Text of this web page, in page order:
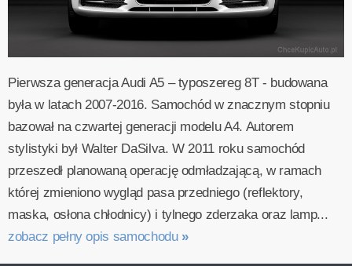
Pierwsza generacja Audi A5 – typoszereg 8T - budowana
była w latach 2007-2016. Samochód w znacznym stopniu
bazował na czwartej generacji modelu A4. Autorem
stylistyki był Walter DaSilva. W 2011 roku samochód
przeszedł planowaną operację odmładzającą, w ramach
której zmieniono wygląd pasa przedniego (reflektory,
maska, osłona chłodnicy) i tylnego zderzaka oraz lamp...
zobacz pełny opis samochodu »